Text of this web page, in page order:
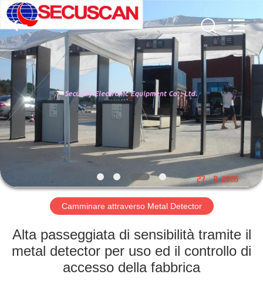
CASA
PRODOTTI
CIRCA
NOI
GIRO
DELLA
FABBRICA
CONTROLLO
SHENZHEN
SECURITY
ELECTRONIC
EQUIPMENT
CO.,
LIMITED.
All
Rights
Reserved.
Camminare attraverso Metal Detector
Alta passeggiata di sensibilità tramite il
metal detector per uso ed il controllo di
accesso della fabbrica